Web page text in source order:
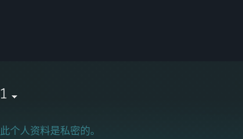
1
此个人资料是私密的。